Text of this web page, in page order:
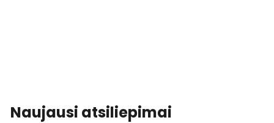
Naujausi atsiliepimai